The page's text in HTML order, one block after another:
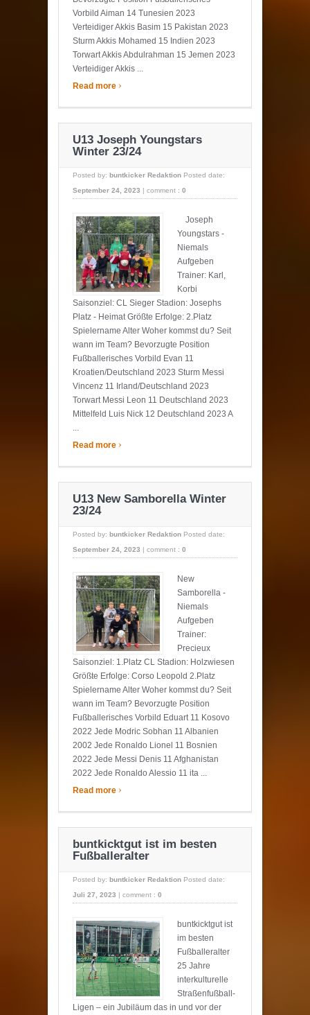
Vorbild Aiman 14 Tunesien 2023
Verteidiger Akkis Basim 15 Pakistan 2023
Sturm Akkis Mohamed 15 Indien 2023
Torwart Akkis Abdulrahman 15 Jemen 2023
Verteidiger Akkis ...
Read more ›
U13 Joseph Youngstars
Winter 23/24
Posted by: buntkicker Redaktion Posted date:
September 24, 2023 | comment : 0
Joseph
Youngstars -
Niemals
Aufgeben
Trainer: Karl,
Korbi
Saisonziel: CL Sieger Stadion: Josephs
Platz - Heimat Größte Erfolge: 2.Platz
Spielername Alter Woher kommst du? Seit
wann im Team? Bevorzugte Position
Fußballerisches Vorbild Evan 11
Kroatien/Deutschland 2023 Sturm Messi
Vincenz 11 Irland/Deutschland 2023
Torwart Messi Leon 11 Deutschland 2023
Mittelfeld Luis Nick 12 Deutschland 2023 A
...
Read more ›
U13 New Samborella Winter
23/24
Posted by: buntkicker Redaktion Posted date:
September 24, 2023 | comment : 0
New
Samborella -
Niemals
Aufgeben
Trainer:
Precieux
Saisonziel: 1.Platz CL Stadion: Holzwiesen
Größte Erfolge: Corso Leopold 2.Platz
Spielername Alter Woher kommst du? Seit
wann im Team? Bevorzugte Position
Fußballerisches Vorbild Eduart 11 Kosovo
2022 Jede Modric Sobhan 11 Albanien
2002 Jede Ronaldo Lionel 11 Bosnien
2022 Jede Messi Denis 11 Afghanistan
2022 Jede Ronaldo Alessio 11 ita ...
Read more ›
buntkicktgut ist im besten
Fußballeralter
Posted by: buntkicker Redaktion Posted date:
Juli 27, 2023 | comment : 0
buntkicktgut ist
im besten
Fußballeralter
25 Jahre
interkulturelle
Straßenfußball-
Ligen – ein Jubiläum das in und vor der